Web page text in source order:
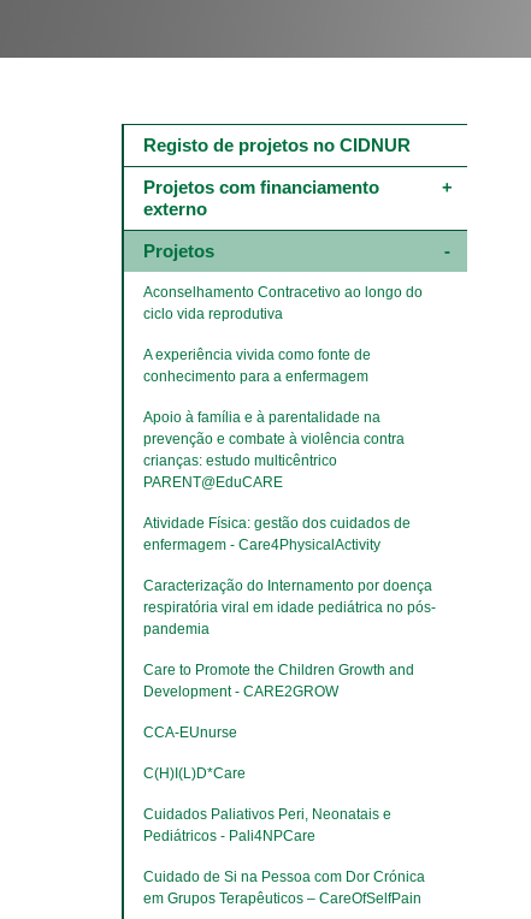
Main
navigation
e
níveis
Registo de projetos no CIDNUR
Projetos com financiamento
externo
Projetos
Aconselhamento Contracetivo ao longo do
ciclo vida reprodutiva
A experiência vivida como fonte de
conhecimento para a enfermagem
Apoio à família e à parentalidade na
prevenção e combate à violência contra
crianças: estudo multicêntrico
PARENT@EduCARE
Atividade Física: gestão dos cuidados de
enfermagem - Care4PhysicalActivity
Caracterização do Internamento por doença
respiratória viral em idade pediátrica no pós-
pandemia
Care to Promote the Children Growth and
Development - CARE2GROW
CCA-EUnurse
C(H)I(L)D*Care
Cuidados Paliativos Peri, Neonatais e
Pediátricos - Pali4NPCare
Cuidado de Si na Pessoa com Dor Crónica
em Grupos Terapêuticos – CareOfSelfPain